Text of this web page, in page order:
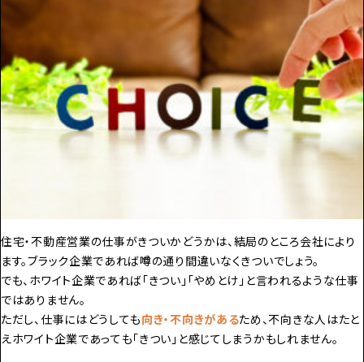
住宅・不動産営業の仕事がきついかどうかは、結局のところ会社により
ます。ブラック企業であれば噂の通り間違いなくきついでしょう。
でも、ホワイト企業であれば「きつい」「やめとけ」と言われるような仕事
ではありません。
ただし、仕事にはどうしても向き・不向きがあるため、不向きな人はたと
えホワイト企業であっても「きつい」と感じてしまうかもしれません。